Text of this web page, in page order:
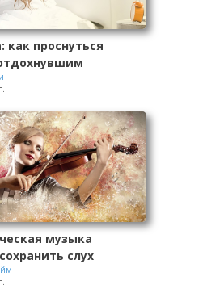
как проснуться
музыка
слух